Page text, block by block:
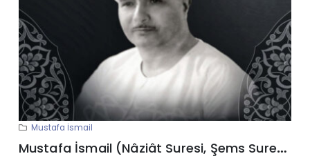
Mustafa İsmail
Mustafa İsmail (Nâziât Suresi, Şems Suresi)